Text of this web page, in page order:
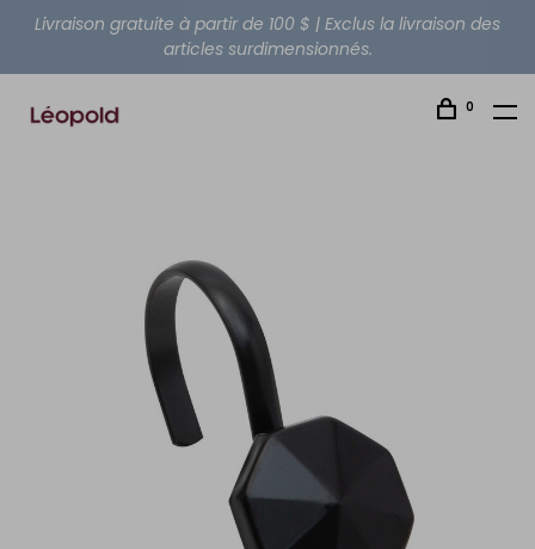
Livraison gratuite à partir de 100 $ | Exclus la livraison des
articles surdimensionnés.
0